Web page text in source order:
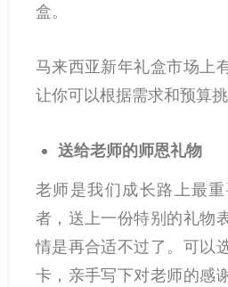
盒。
马来西亚新年礼盒市场上
让你可以根据需求和预算挑
送给老师的师恩礼物
老师是我们成长路上最
者，送上一份特别的礼物
情是再合适不过了。可以
卡，亲手写下对老师的感